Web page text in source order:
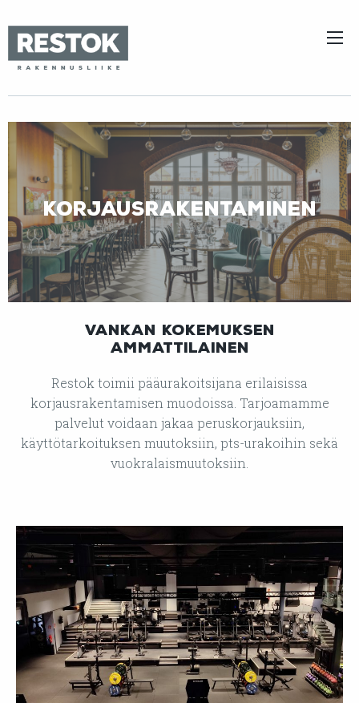
Korjausrakentaminen
vankan kokemuksen
ammattilainen
Restok toimii pääurakoitsijana erilaisissa
korjausrakentamisen muodoissa. Tarjoamamme
palvelut voidaan jakaa peruskorjauksiin,
käyttötarkoituksen muutoksiin, pts-urakoihin sekä
vuokralaismuutoksiin.